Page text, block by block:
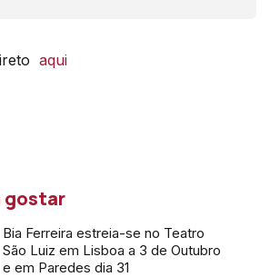
aqui
gostar
Bia Ferreira estreia-se no Teatro
São Luiz em Lisboa a 3 de Outubro
e em Paredes dia 31